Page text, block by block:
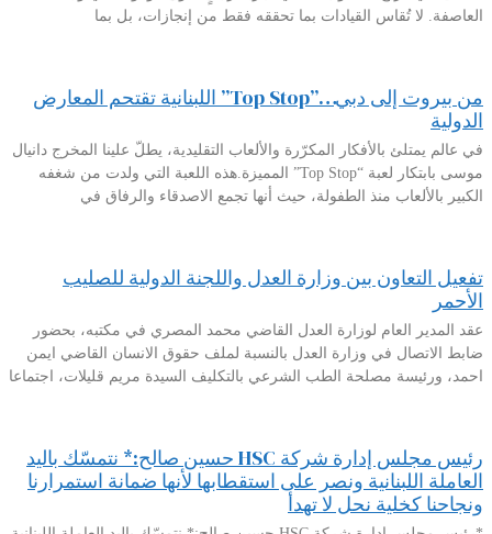
العاصفة. لا تُقاس القيادات بما تحققه فقط من إنجازات، بل بما
من بيروت إلى دبي…”Top Stop” اللبنانية تقتحم المعارض
الدولية
في عالم يمتلئ بالأفكار المكرّرة والألعاب التقليدية، يطلّ علينا المخرج دانيال
موسى بابتكار لعبة “Top Stop” المميزة.هذه اللعبة التي ولدت من شغفه
الكبير بالألعاب منذ الطفولة، حيث أنها تجمع الاصدقاء والرفاق في
تفعيل التعاون بين وزارة العدل واللجنة الدولية للصليب
الأحمر
عقد المدير العام لوزارة العدل القاضي محمد المصري في مكتبه، بحضور
ضابط الاتصال في وزارة العدل بالنسبة لملف حقوق الانسان القاضي ايمن
احمد، ورئيسة مصلحة الطب الشرعي بالتكليف السيدة مريم قليلات، اجتماعا
رئيس مجلس إدارة شركة HSC حسين صالح:* نتمسّك باليد
العاملة اللبنانية ونصر على استقطابها لأنها ضمانة استمرارنا
ونجاحنا كخلية نحل لا تهدأ